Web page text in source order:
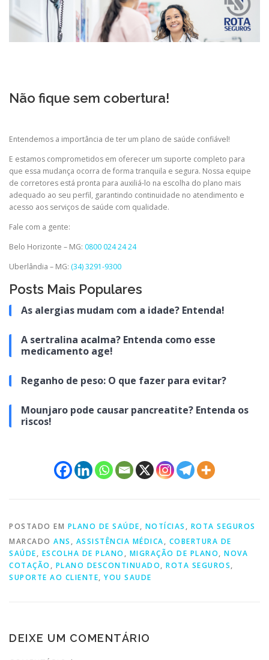
Não fique sem cobertura!
Entendemos a importância de ter um plano de saúde confiável!
E estamos comprometidos em oferecer um suporte completo para
que essa mudança ocorra de forma tranquila e segura. Nossa equipe
de corretores está pronta para auxiliá-lo na escolha do plano mais
adequado ao seu perfil, garantindo continuidade no atendimento e
acesso aos serviços de saúde com qualidade.
Fale com a gente:
Belo Horizonte – MG: 0800 024 24 24
Uberlândia – MG: (34) 3291-9300
Posts Mais Populares
As alergias mudam com a idade? Entenda!
A sertralina acalma? Entenda como esse
medicamento age!
Reganho de peso: O que fazer para evitar?
Mounjaro pode causar pancreatite? Entenda os
riscos!
POSTADO EM PLANO DE SAÚDE, NOTÍCIAS , ROTA SEGUROS
MARCADO ANS , ASSISTÊNCIA MÉDICA, COBERTURA DE
SAÚDE, ESCOLHA DE PLANO , MIGRAÇÃO DE PLANO, NOVA
COTAÇÃO , PLANO DESCONTINUADO, ROTA SEGUROS,
SUPORTE AO CLIENTE, YOU SAUDE
DEIXE UM COMENTÁRIO